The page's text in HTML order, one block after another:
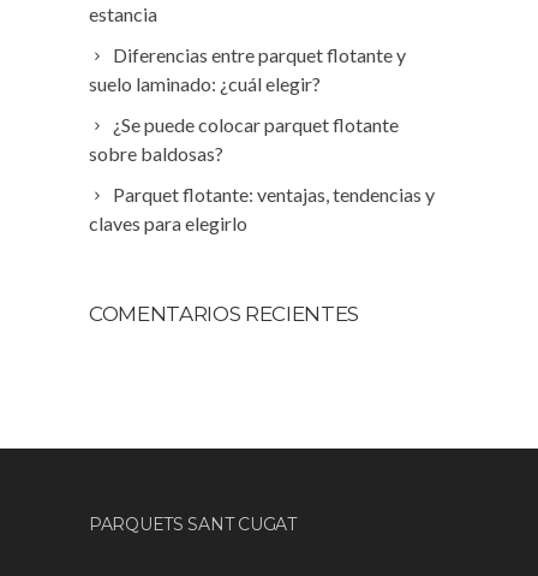
estancia
Diferencias entre parquet flotante y
suelo laminado: ¿cuál elegir?
¿Se puede colocar parquet flotante
sobre baldosas?
Parquet flotante: ventajas, tendencias y
claves para elegirlo
COMENTARIOS RECIENTES
PARQUETS SANT CUGAT